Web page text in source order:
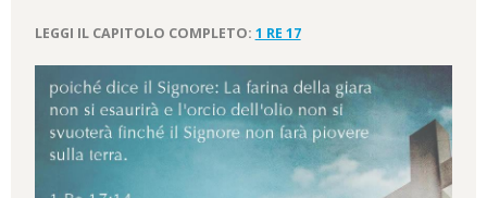
LEGGI IL CAPITOLO COMPLETO: 1 RE 17